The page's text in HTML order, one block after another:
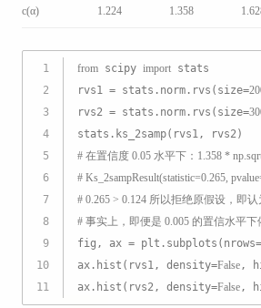
c(α) 1.224 1.358
1
2
3
4
5
6
7
8
9
10
11
from scipy import stats
rvs1 = stats.norm.rvs(size=
rvs2 = stats.norm.rvs(size=
stats.ks_2samp(rvs1, rvs2)
# 在置信度 0.05 水平下：1.358 *
# Ks_2sampResult(statistic=0.265,
# 0.265 > 0.124 所以拒绝原假设，即
# 事实上，即便是 0.005 的置信水平
fig, ax = plt.subplots(nrows=
ax.hist(rvs1, density=False,
ax.hist(rvs2, density=False,